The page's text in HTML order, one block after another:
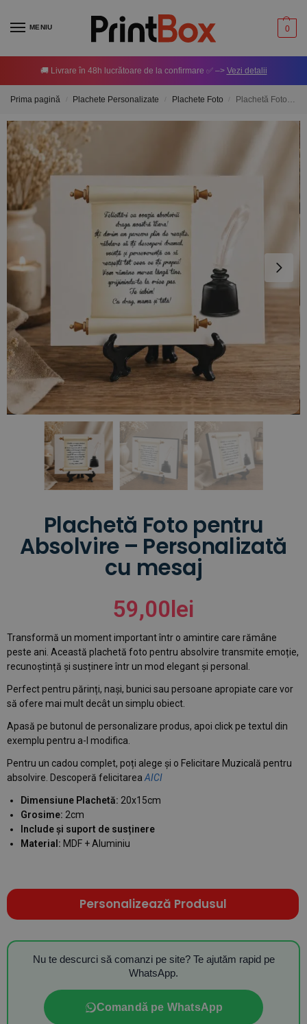
MENIU 0
🚚 Livrare în 48h lucrătoare de la confirmare ✅ –> Vezi detalii
Prima pagină Plachete Personalizate Plachete Foto Plachetă Foto pentru Absolvire – Personalizată cu mesaj
Plachetă Foto pentru
Absolvire – Personalizată
cu mesaj
59,00lei
Transformă un moment important într o amintire care rămâne
peste ani. Această plachetă foto pentru absolvire transmite emoție,
recunoștință și susținere într un mod elegant și personal.
Perfect pentru părinți, nași, bunici sau persoane apropiate care vor
să ofere mai mult decât un simplu obiect.
Apasă pe butonul de personalizare produs, apoi click pe textul din
exemplu pentru a-l modifica.
Pentru un cadou complet, poți alege și o Felicitare Muzicală pentru
absolvire. Descoperă felicitarea AICI
Dimensiune Plachetă: 20x15cm
Grosime: 2cm
Include și suport de susținere
Material: MDF + Aluminiu
Personalizează Produsul
Nu te descurci să comanzi pe site? Te ajutăm rapid pe
WhatsApp.
Comandă pe WhatsApp